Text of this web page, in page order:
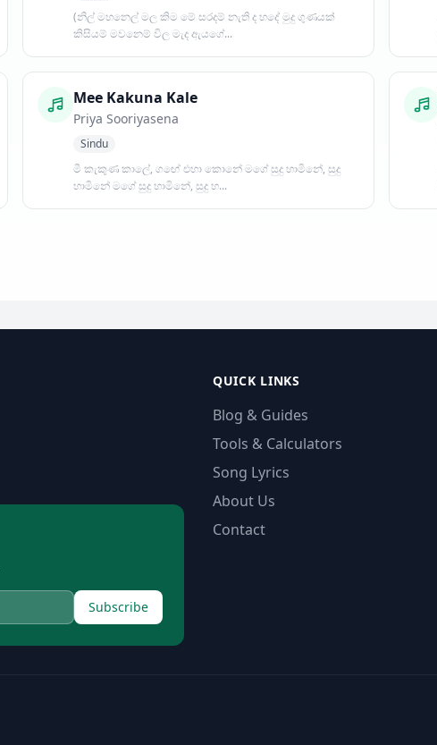
(නිල් මහනෙල් මල කිම මේ සරදම් නැති ද හදේ මුදු ගුණයක්
කිසියම් මවනෙම් විල මැද ඇයගේ...
Mee Kakuna Kale
Priya Sooriyasena
Sindu
මී කැකුණ කාලේ, ගඟේ එහා කොනේ මගේ සුදු හාමිනේ, සුදු
හාමිනේ මගේ සුදු හාමිනේ, සුදු හ...
Subscribe
QUICK LINKS
Blog & Guides
Tools & Calculators
Song Lyrics
About Us
Contact